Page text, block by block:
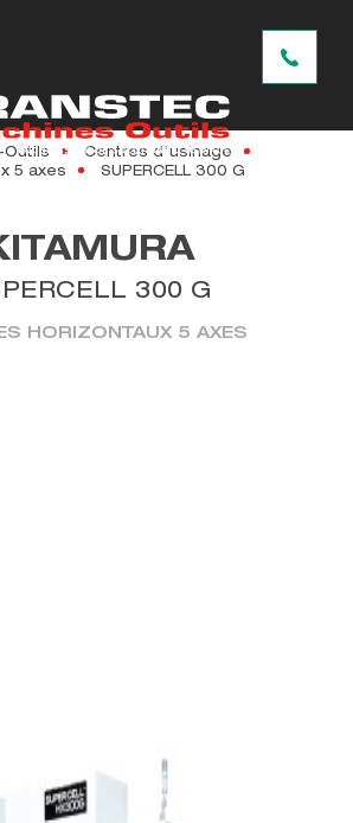
Outils
Centres d'usinage
5 axes
SUPERCELL 300 G
300 G
HORIZONTAUX 5 AXES